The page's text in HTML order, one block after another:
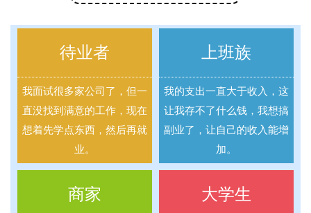
待业者
我面试很多家公司了，但一
直没找到满意的工作，现在
想着先学点东西，然后再就
业。
上班族
我的支出一直大于收入，这
让我存不了什么钱，我想搞
副业了，让自己的收入能增
加。
商家 大学生